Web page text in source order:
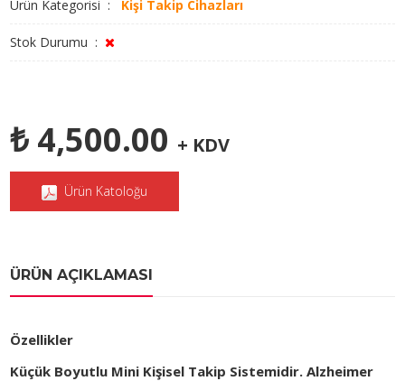
Ürün Kategorisi : Kişi Takip Cihazları
Stok Durumu :
₺ 4,500.00 + KDV
Ürün Katoloğu
ÜRÜN AÇIKLAMASI
Özellikler
Küçük Boyutlu Mini Kişisel Takip Sistemidir. Alzheimer